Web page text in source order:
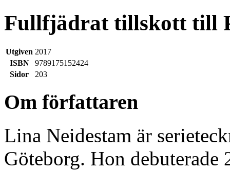
Fullfjädrat tillskott till
Utgiven 2017
ISBN
9789175152424
Sidor
203
Om författaren
Lina Neidestam är
Göteborg. Hon